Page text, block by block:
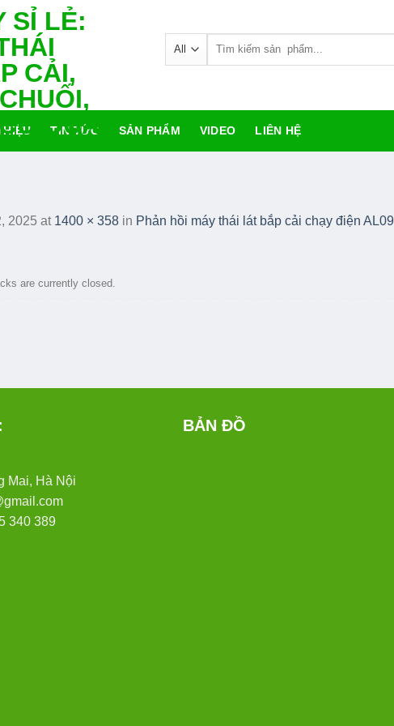
for:
TIN TỨC SẢN PHẨM VIDEO LIÊN HỆ
2025 at 1400 × 358 in Phản hồi máy thái lát bắp cải chạy điện AL09
are currently closed.
Mai, Hà Nội
340 389
BẢN ĐỒ